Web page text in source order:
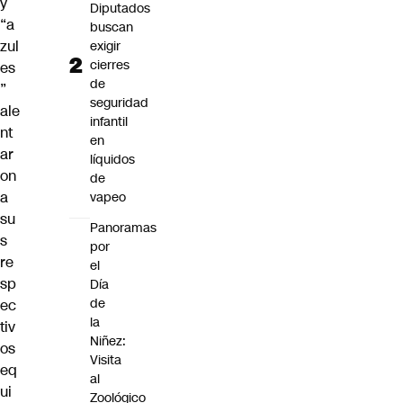
“a
zul
es
”
ale
nt
ar
on
a
su
s
re
sp
ec
tiv
os
eq
ui
Diputados
buscan
exigir
cierres
de
seguridad
infantil
en
líquidos
de
vapeo
Panoramas
por
el
Día
de
la
Niñez:
Visita
al
Zoológico